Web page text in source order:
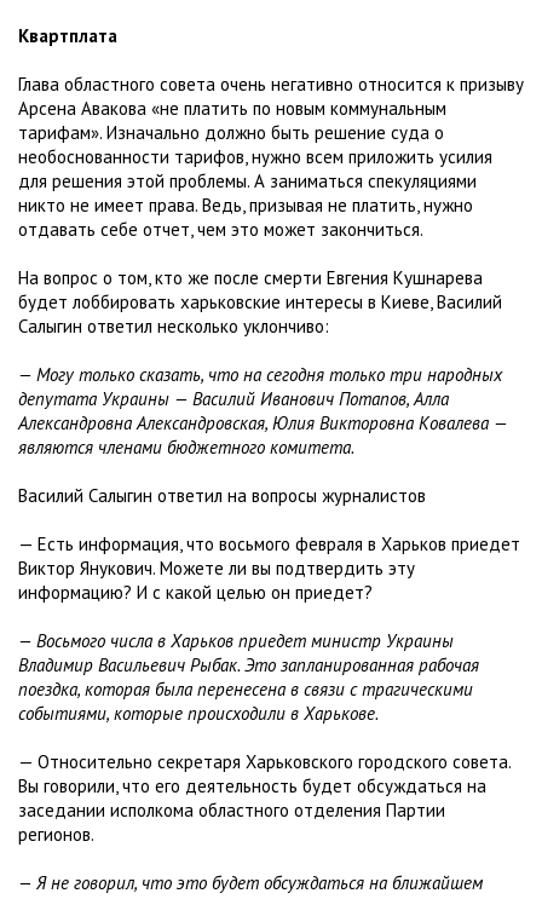
Квартплата
Глава областного совета очень негативно относится к призыву
Арсена Авакова «не платить по новым коммунальным
тарифам». Изначально должно быть решение суда о
необоснованности тарифов, нужно всем приложить усилия
для решения этой проблемы. А заниматься спекуляциями
никто не имеет права. Ведь, призывая не платить, нужно
отдавать себе отчет, чем это может закончиться.
На вопрос о том, кто же после смерти Евгения Кушнарева
будет лоббировать харьковские интересы в Киеве, Василий
Салыгин ответил несколько уклончиво:
— Могу только сказать, что на сегодня только три народных
депутата Украины — Василий Иванович Потапов, Алла
Александровна Александровская, Юлия Викторовна Ковалева —
являются членами бюджетного комитета.
Василий Салыгин ответил на вопросы журналистов
— Есть информация, что восьмого февраля в Харьков приедет
Виктор Янукович. Можете ли вы подтвердить эту
информацию? И с какой целью он приедет?
— Восьмого числа в Харьков приедет министр Украины
Владимир Васильевич Рыбак. Это запланированная рабочая
поездка, которая была перенесена в связи с трагическими
событиями, которые происходили в Харькове.
— Относительно секретаря Харьковского городского совета.
Вы говорили, что его деятельность будет обсуждаться на
заседании исполкома областного отделения Партии
регионов.
— Я не говорил, что это будет обсуждаться на ближайшем